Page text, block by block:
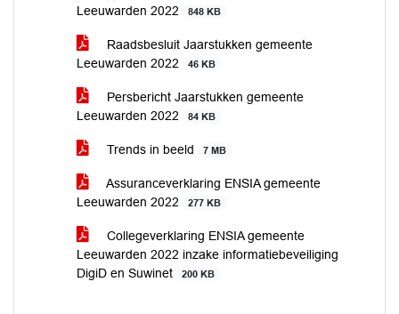
Leeuwarden 2022
848 KB
Raadsbesluit Jaarstukken gemeente
Leeuwarden 2022
46 KB
Persbericht Jaarstukken gemeente
Leeuwarden 2022
84 KB
Trends in beeld 7 MB
Assuranceverklaring ENSIA gemeente
Leeuwarden 2022
277 KB
Collegeverklaring ENSIA gemeente
Leeuwarden 2022 inzake informatiebeveiliging
DigiD en Suwinet
200 KB